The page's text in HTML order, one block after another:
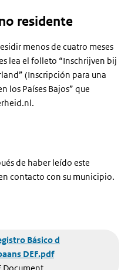
residente
menos de cuatro meses
lea el folleto “Inschrijven bij
(Inscripción para una
los Países Bajos” que
de haber leído este
contacto con su municipio.
Básico d
DEF.pdf